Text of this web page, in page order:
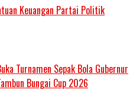
Keuangan Partai Politik
Turnamen Sepak Bola Gubernur
Bungai Cup 2026